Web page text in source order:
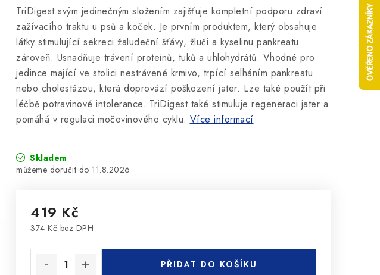
TriDigest svým jedinečným složením zajišťuje kompletní podporu zdraví
zažívacího traktu u psů a koček. Je prvním produktem, který obsahuje
látky stimulující sekreci žaludeční šťávy, žluči a kyselinu pankreatu
zároveň. Usnadňuje trávení proteinů, tuků a uhlohydrátů. Vhodné pro
jedince mající ve stolici nestrávené krmivo, trpící selháním pankreatu
nebo cholestázou, která doprovází poškození jater. Lze také použít při
léčbě potravinové intolerance. TriDigest také stimuluje regeneraci jater a
pomáhá v regulaci močovinového cyklu. Více informací
Skladem
11.8.2026
419 Kč
374 Kč bez DPH
PŘIDAT DO KOŠÍKU